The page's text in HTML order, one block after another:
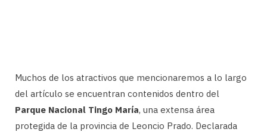
Muchos de los atractivos que mencionaremos a lo largo
del artículo se encuentran contenidos dentro del
Parque Nacional Tingo María, una extensa área
protegida de la provincia de Leoncio Prado. Declarada